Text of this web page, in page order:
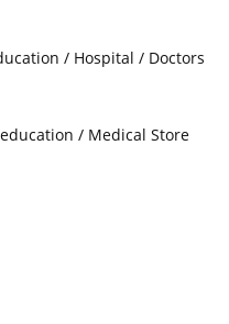
/ Hospital / Doctors
/ Medical Store